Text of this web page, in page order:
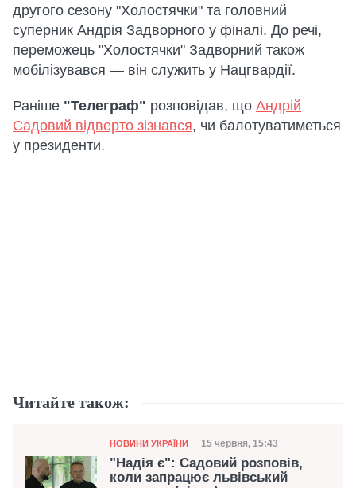
другого сезону "Холостячки" та головний
суперник Андрія Задворного у фіналі. До речі,
переможець "Холостячки" Задворний також
мобілізувався — він служить у Нацгвардії.
Раніше "Телеграф" розповідав, що Андрій
Садовий відверто зізнався, чи балотуватиметься
у президенти.
Читайте також:
Категорія
НОВИНИ УКРАЇНИ Дата публікації
15 червня, 15:43
"Надія є": Садовий розповів,
коли запрацює львівський